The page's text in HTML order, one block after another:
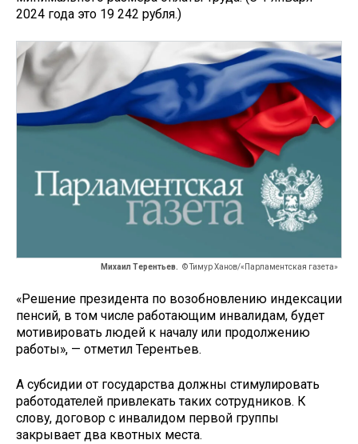
2024 года это 19 242 рубля.)
Михаил Терентьев. © Тимур Ханов/«Парламентская газета»
«Решение президента по возобновлению индексации
пенсий, в том числе работающим инвалидам, будет
мотивировать людей к началу или продолжению
работы», — отметил Терентьев.
А субсидии от государства должны стимулировать
работодателей привлекать таких сотрудников. К
слову, договор с инвалидом первой группы
закрывает два квотных места.